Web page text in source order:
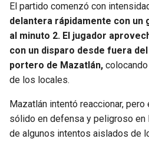
SAINTS
BUCCANEERS
El partido comenzó con
delantera rápidamente con un
al minuto 2. El jugador
con un disparo desde fuera
portero de Mazatlán,
de los locales.
Mazatlán intentó reaccionar,
sólido en defensa y peligroso
de algunos intentos aislados de